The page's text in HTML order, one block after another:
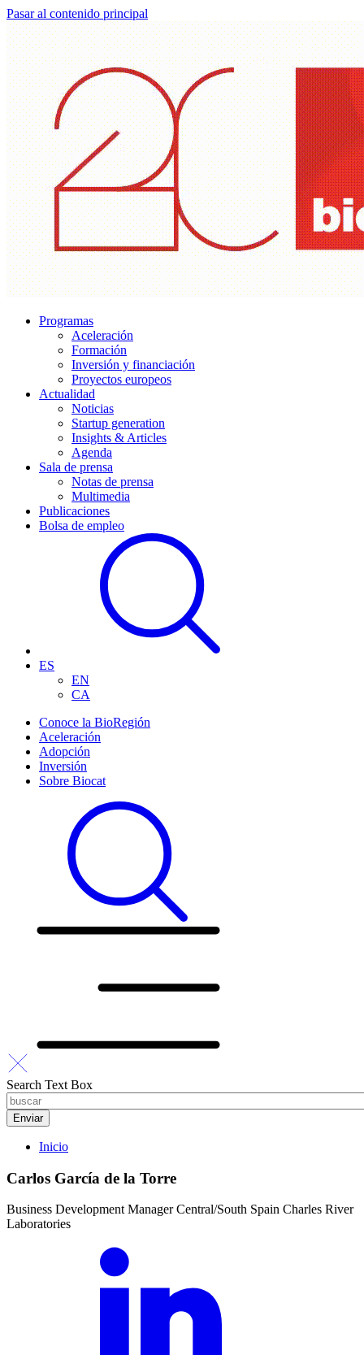
Pasar al contenido principal
Programas
Aceleración
Formación
Inversión y financiación
Proyectos europeos
Actualidad
Noticias
Startup generation
Insights & Articles
Agenda
Sala de prensa
Notas de prensa
Multimedia
Publicaciones
Bolsa de empleo
ES
EN
CA
Conoce la BioRegión
Aceleración
Adopción
Inversión
Sobre Biocat
Search Text Box
Inicio
Carlos García de la Torre
Business Development Manager Central/South Spain Charles River
Laboratories